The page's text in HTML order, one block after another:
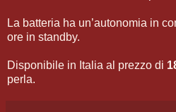
La batteria ha un’autonomia in
ore in standby.
Disponibile in Italia al prezzo di
perla.